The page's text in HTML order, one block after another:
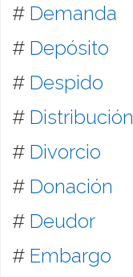
# Demanda
# Depósito
# Despido
# Distribución
# Divorcio
# Donación
# Deudor
# Embargo